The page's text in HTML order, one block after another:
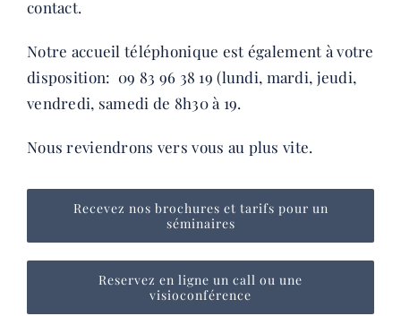
contact.
Notre accueil téléphonique est également à votre
disposition: 09 83 96 38 19 (lundi, mardi, jeudi,
vendredi, samedi de 8h30 à 19.
Nous reviendrons vers vous au plus vite.
Recevez nos brochures et tarifs pour un
séminaires
Reservez en ligne un call ou une
visioconférence